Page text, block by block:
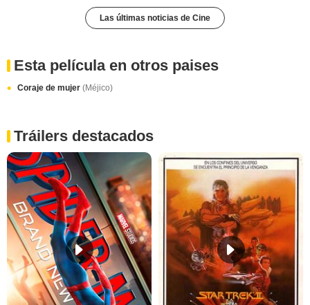
Las últimas noticias de Cine
Esta película en otros paises
Coraje de mujer (Méjico)
Tráilers destacados